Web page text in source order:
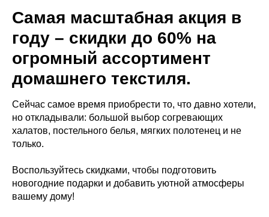
Самая масштабная акция в
году – скидки до 60% на
огромный ассортимент
домашнего текстиля.
Сейчас самое время приобрести то, что давно хотели,
но откладывали: большой выбор согревающих
халатов, постельного белья, мягких полотенец и не
только.
Воспользуйтесь скидками, чтобы подготовить
новогодние подарки и добавить уютной атмосферы
вашему дому!